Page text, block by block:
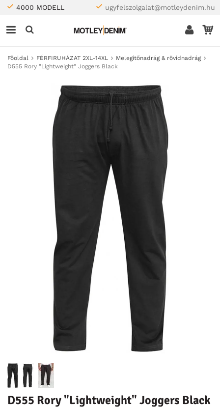
4000 MODELL ugyfelszolgalat@motleydenim.hu
Főoldal FÉRFIRUHÁZAT 2XL-14XL
Melegítőnadrág & rövidnadrág
D555 Rory "Lightweight" Joggers Black
D555 Rory "Lightweight" Joggers Black